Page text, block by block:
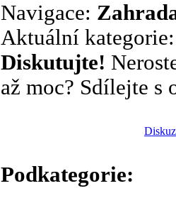
Navigace:
Aktuální
Diskutujte!
až moc? Sdílejte s
Podkategorie: